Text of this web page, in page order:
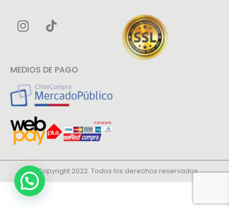
MEDIOS DE PAGO
© Copyright 2022. Todos los derechos reservados.